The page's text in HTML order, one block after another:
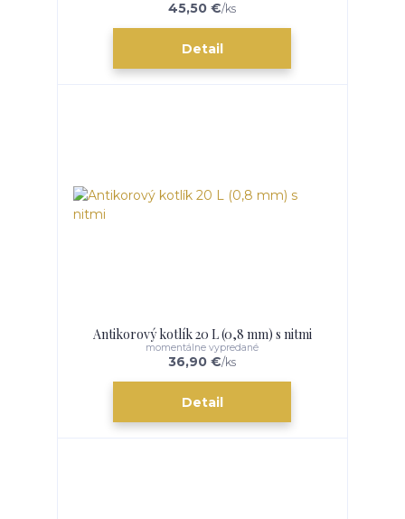
45,50 €/ks
Detail
Antikorový kotlík 20 L (0,8 mm) s nitmi
36,90 €/ks
momentálne vypredané
Detail